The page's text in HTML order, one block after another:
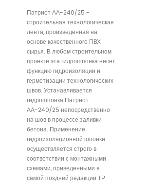
Патриот АА-240/25 -
строительная технологическая
лента, произведенная на
основе качественного ПВХ
сырья. В любом строительном
проекте эта гидрошпонка несет
функцию гидроизоляции и
герметизации технологических
швов. Устанавливается
гидрошпонка Патриот
АА-240/25 непосредственно
на шов в процессе заливки
бетона. Применение
гидроизоляционной шпонки
осуществляется строго в
соответствии с монтажными
схемами, приведенными в
самой поздней редакции ТР